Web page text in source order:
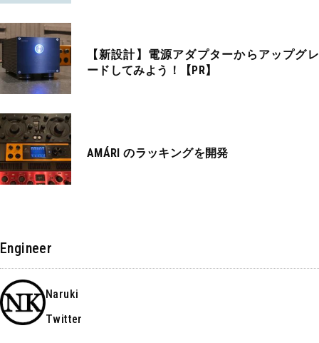
【新設計】電源アダプターからアップグレ
ードしてみよう！【PR】
AMÁRI のラッキングを開発
Engineer
Naruki
Twitter